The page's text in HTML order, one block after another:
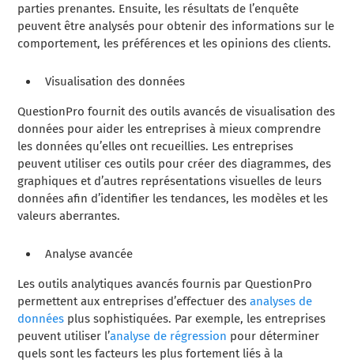
parties prenantes. Ensuite, les résultats de l’enquête
peuvent être analysés pour obtenir des informations sur le
comportement, les préférences et les opinions des clients.
Visualisation des données
QuestionPro fournit des outils avancés de visualisation des
données pour aider les entreprises à mieux comprendre
les données qu’elles ont recueillies. Les entreprises
peuvent utiliser ces outils pour créer des diagrammes, des
graphiques et d’autres représentations visuelles de leurs
données afin d’identifier les tendances, les modèles et les
valeurs aberrantes.
Analyse avancée
Les outils analytiques avancés fournis par QuestionPro
permettent aux entreprises d’effectuer desanalyses de
données plus sophistiquées. Par exemple, les entreprises
peuvent utiliser l’analyse de régression pour déterminer
quels sont les facteurs les plus fortement liés à la